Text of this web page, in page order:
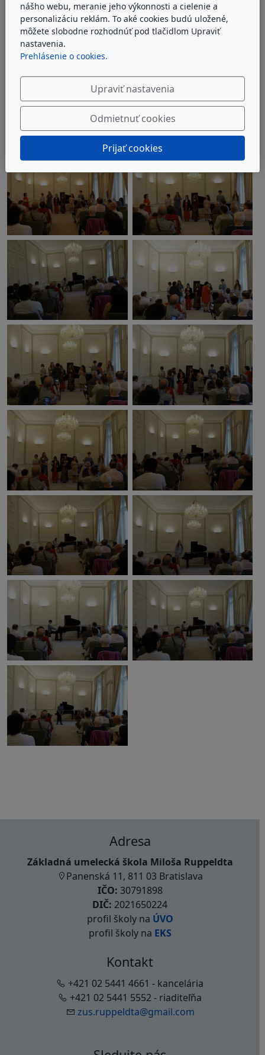
Adresa
Základná umelecká škola Miloša Ruppeldta
Panenská 11, 811 03 Bratislava
IČO: 30791898
DIČ: 2021650224
profil školy na ÚVO
profil školy na EKS
Kontakt
+421 02 5441 4661 - kancelária
+421 02 5441 5552 - riaditeľňa
zus.ruppeldta@gmail.com
nášho webu, meranie jeho výkonnosti a cielenie a
personalizáciu reklám. To aké cookies budú uložené,
môžete slobodne rozhodnúť pod tlačidlom Upraviť
nastavenia.
Prehlásenie o cookies.
Upraviť nastavenia
Odmietnuť cookies
Prijať cookies